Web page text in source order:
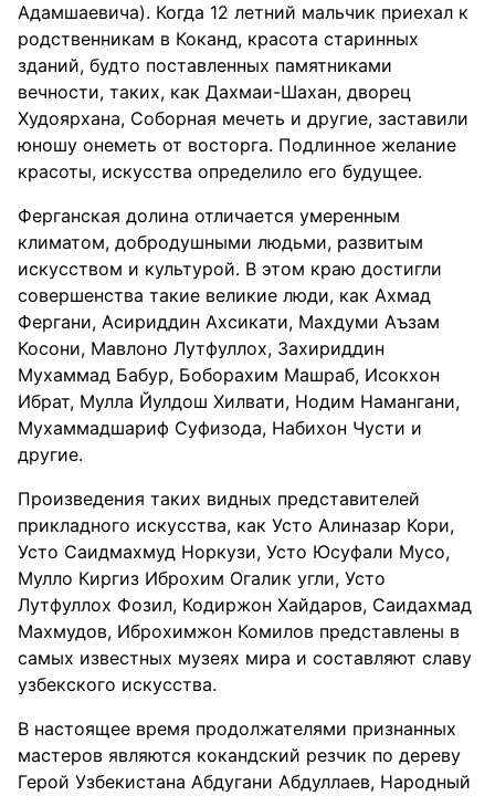
Адамшаевича). Когда 12 летний мальчик приехал к
родственникам в Коканд, красота старинных
зданий, будто поставленных памятниками
вечности, таких, как Дахмаи-Шахан, дворец
Худоярхана, Соборная мечеть и другие, заставили
юношу онеметь от восторга. Подлинное желание
красоты, искусства определило его будущее.
Ферганская долина отличается умеренным
климатом, добродушными людьми, развитым
искусством и культурой. В этом краю достигли
совершенства такие великие люди, как Ахмад
Фергани, Асириддин Ахсикати, Махдуми Аъзам
Косони, Мавлоно Лутфуллох, Захириддин
Мухаммад Бабур, Боборахим Машраб, Исокхон
Ибрат, Мулла Йулдош Хилвати, Нодим Намангани,
Мухаммадшариф Суфизода, Набихон Чусти и
другие.
Произведения таких видных представителей
прикладного искусства, как Усто Алиназар Кори,
Усто Саидмахмуд Норкузи, Усто Юсуфали Мусо,
Мулло Киргиз Иброхим Огалик угли, Усто
Лутфуллох Фозил, Кодиржон Хайдаров, Саидахмад
Махмудов, Иброхимжон Комилов представлены в
самых известных музеях мира и составляют славу
узбекского искусства.
В настоящее время продолжателями признанных
мастеров являются кокандский резчик по дереву
Герой Узбекистана Абдугани Абдуллаев, Народный